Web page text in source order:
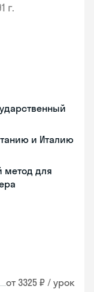
г.
и Италию
метод для
от 3325 ₽ / урок